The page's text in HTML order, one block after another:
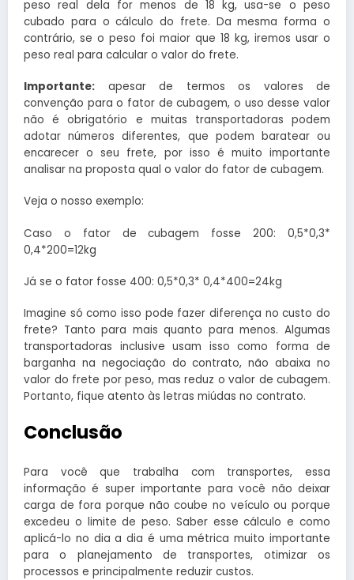
peso real dela for menos de 18 kg, usa-se o peso
cubado para o cálculo do frete. Da mesma forma o
contrário, se o peso foi maior que 18 kg, iremos usar o
peso real para calcular o valor do frete.
Importante: apesar de termos os valores de
convenção para o fator de cubagem, o uso desse valor
não é obrigatório e muitas transportadoras podem
adotar números diferentes, que podem baratear ou
encarecer o seu frete, por isso é muito importante
analisar na proposta qual o valor do fator de cubagem.
Veja o nosso exemplo:
Caso o fator de cubagem fosse 200: 0,5*0,3*
0,4*200=12kg
Já se o fator fosse 400: 0,5*0,3* 0,4*400=24kg
Imagine só como isso pode fazer diferença no custo do
frete? Tanto para mais quanto para menos. Algumas
transportadoras inclusive usam isso como forma de
barganha na negociação do contrato, não abaixa no
valor do frete por peso, mas reduz o valor de cubagem.
Portanto, fique atento às letras miúdas no contrato.
Conclusão
Para você que trabalha com transportes, essa
informação é super importante para você não deixar
carga de fora porque não coube no veículo ou porque
excedeu o limite de peso. Saber esse cálculo e como
aplicá-lo no dia a dia é uma métrica muito importante
para o planejamento de transportes, otimizar os
processos e principalmente reduzir custos.